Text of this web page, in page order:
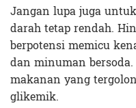
Jangan lupa juga
darah tetap rendah.
berpotensi memicu
dan minuman
makanan yang
glikemik.